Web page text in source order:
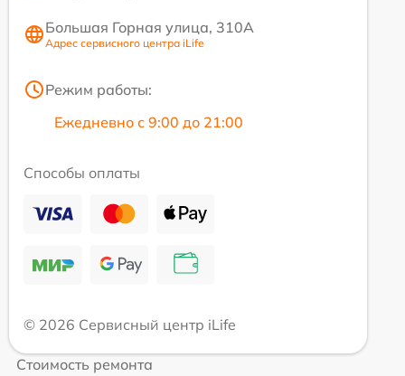
Большая Горная улица, 310А
Адрес сервисного центра iLife
Режим работы:
Ежедневно с 9:00 до 21:00
Способы оплаты
© 2026 Сервисный центр iLife
Стоимость ремонта